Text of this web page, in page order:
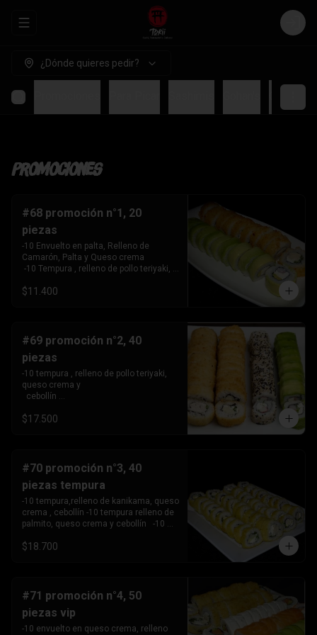
Abrir menu de navegación Login
¿Dónde quieres pedir?
Promociones
#68 promoción n°1, 20
piezas
-10 Envuelto en palta, Relleno de
Camarón, Palta y Queso crema
-10 Tempura , relleno de pollo teriyaki,
$11.400
#69 promoción n°2, 40
piezas
-10 tempura , relleno de pollo teriyaki,
queso crema y
  cebollín
crema y cebollín. -10 envuelto en palta,
kanikama, queso crema
   y cebollín .
$17.500
#70 promoción n°3, 40
piezas tempura
-10 tempura,relleno de kanikama, queso
crema , cebollín -10 tempura relleno de
palmito, queso crema y cebollín   -10
crema y
$18.700
#71 promoción n°4, 50
piezas vip
-10 envuelto en queso crema, relleno